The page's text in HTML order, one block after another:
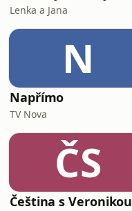
Lenka a Jana
N
Napřímo
TV Nova
ČS
Čeština s Veronikou